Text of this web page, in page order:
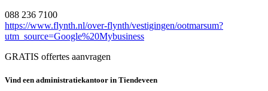
088 236 7100
https://www.flynth.nl/over-flynth/vestigingen/ootmarsum?
utm_source=Google%20Mybusiness
GRATIS offertes aanvragen
Vind een administratiekantoor in Tiendeveen